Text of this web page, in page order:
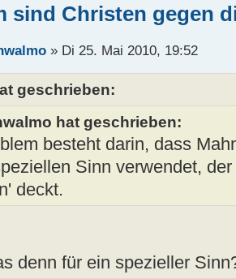
sind Christen gegen
» Di 25. Mai 2010, 19:52
geschrieben:
hat geschrieben:
besteht darin, dass
Sinn verwendet,
deckt.
denn für ein spezieller